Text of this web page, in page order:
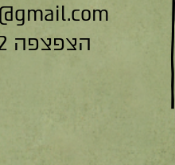
הצפצפה 22, רמת ישי